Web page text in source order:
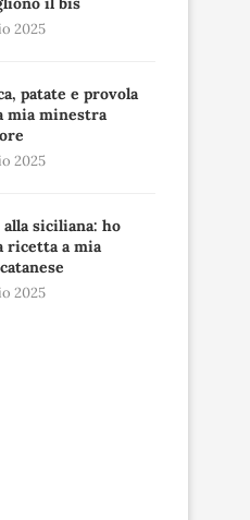
2025
patate e provola
mia minestra
2025
siciliana: ho
ricetta a mia
2025